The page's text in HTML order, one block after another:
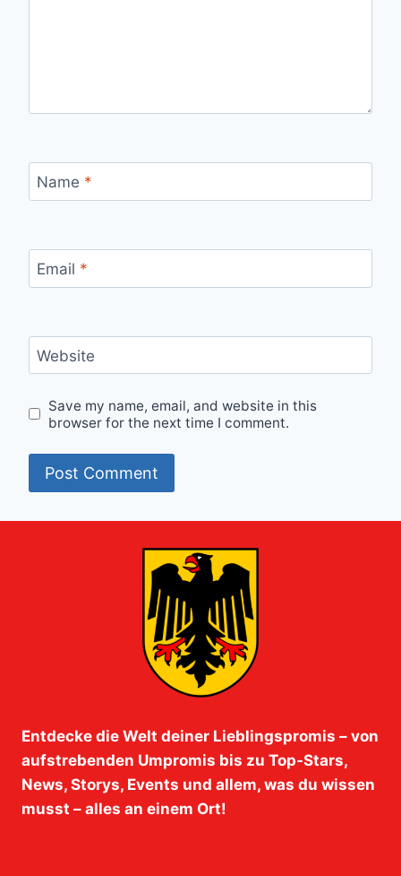
Name *
Email *
Website
Save my name, email, and website in this
browser for the next time I comment.
Entdecke die Welt deiner Lieblingspromis – von
aufstrebenden Umpromis bis zu Top-Stars,
News, Storys, Events und allem, was du wissen
musst – alles an einem Ort!